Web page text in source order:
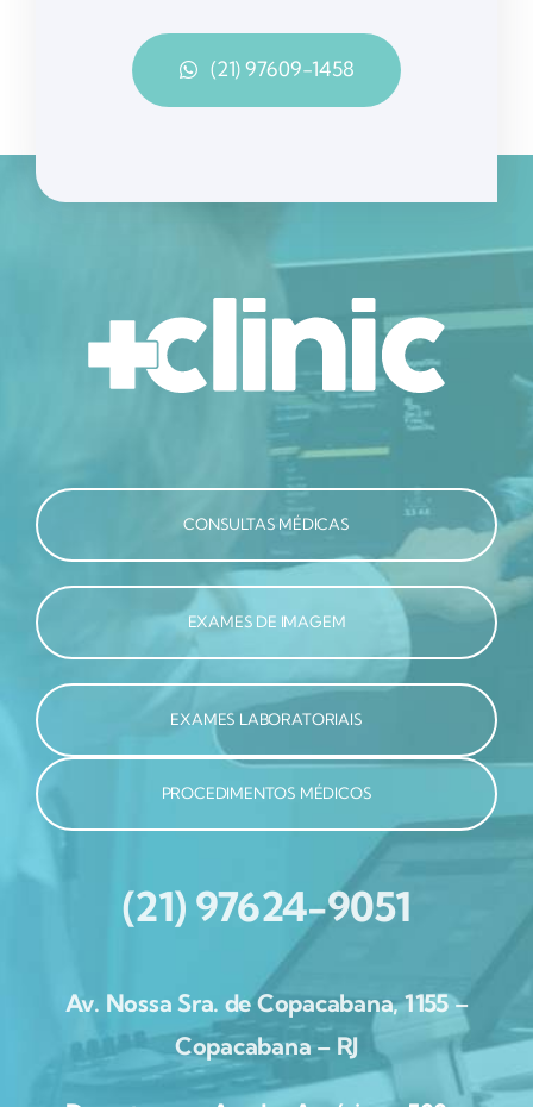
(21) 97609-1458
CONSULTAS MÉDICAS
EXAMES DE IMAGEM
EXAMES LABORATORIAIS
PROCEDIMENTOS MÉDICOS
(21) 97624-9051
Av. Nossa Sra. de Copacabana, 1155 –
Copacabana – RJ